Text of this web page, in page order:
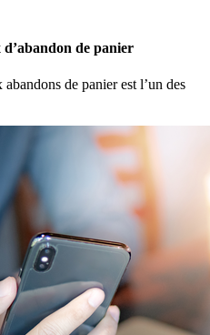
de panier
de panier est l’un des